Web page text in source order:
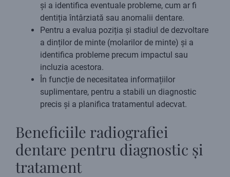
și a identifica eventuale probleme, cum ar fi
dentiția întârziată sau anomalii dentare.
Pentru a evalua poziția și stadiul de dezvoltare
a dinților de minte (molarilor de minte) și a
identifica probleme precum impactul sau
incluzia acestora.
În funcție de necesitatea informațiilor
suplimentare, pentru a stabili un diagnostic
precis și a planifica tratamentul adecvat.
Beneficiile radiografiei
dentare pentru diagnostic și
tratament